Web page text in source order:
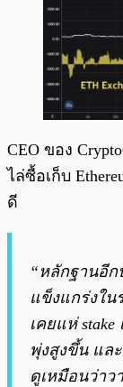
CEO ของ
ไล่ซื้อเก็บ
ดี
“หลักฐานอีก
แข็งแกร่งใ
เคยแห่
พุ่งสูงขึ้น แล
ดูเหมือนว่าว